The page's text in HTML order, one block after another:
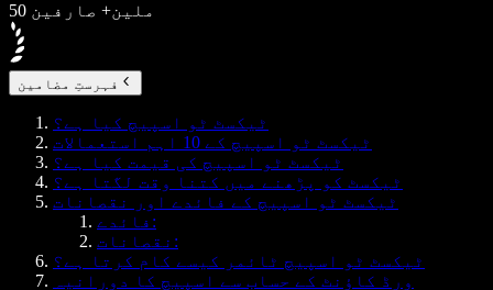
50 ملین+ صارفین
فہرستِ مضامین
ٹیکسٹ ٹو اسپیچ کیا ہے؟
ٹیکسٹ ٹو اسپیچ کے 10 اہم استعمالات
ٹیکسٹ ٹو اسپیچ کی قیمت کیا ہے؟
ٹیکسٹ کو پڑھنے میں کتنا وقت لگتا ہے؟
ٹیکسٹ ٹو اسپیچ کے فائدے اور نقصانات
فائدے:
نقصانات:
ٹیکسٹ ٹو اسپیچ ٹائمر کیسے کام کرتا ہے؟
ورڈ کاؤنٹ کے حساب سے اسپیچ کا دورانیہ